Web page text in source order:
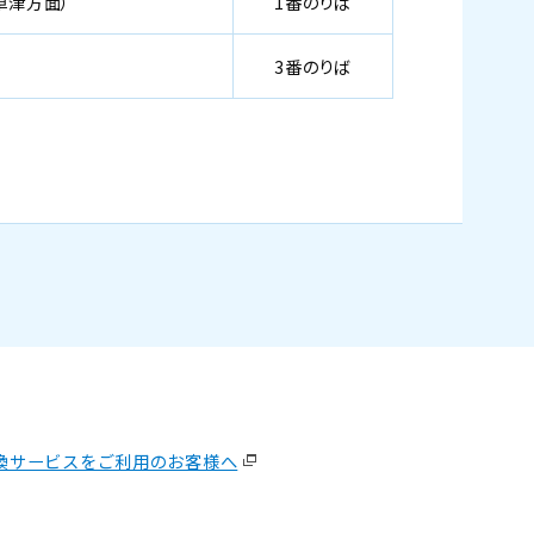
3番のりば
サービスをご利用のお客様へ